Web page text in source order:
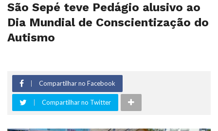
São Sepé teve Pedágio alusivo ao
Dia Mundial de Conscientização do
Autismo
Compartilhar no Facebook
Compartilhar no Twitter